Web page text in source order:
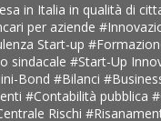
in Italia in qualità di
per aziende
Start-up
sindacale#Start-Up
Bond#Bilanci
#Contabilità pubblica
Rischi